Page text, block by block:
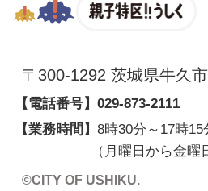
〒300-1292 茨城県牛久
【電話番号】 029-873-2111
【業務時間】 8時30分～17時15
（月曜日から金
©CITY OF USHIKU.